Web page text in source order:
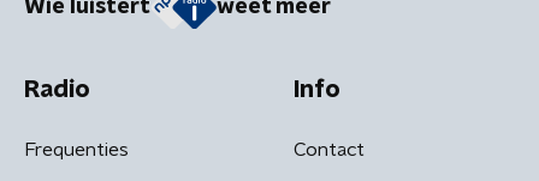
Wie luistert weet meer
Radio
Frequenties
Info
Contact